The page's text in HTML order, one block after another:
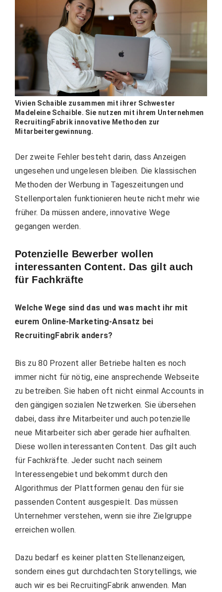
Vivien Schaible zusammen mit ihrer Schwester
Madeleine Schaible. Sie nutzen mit ihrem Unternehmen
RecruitingFabrik innovative Methoden zur
Mitarbeitergewinnung.
Der zweite Fehler besteht darin, dass Anzeigen
ungesehen und ungelesen bleiben. Die klassischen
Methoden der Werbung in Tageszeitungen und
Stellenportalen funktionieren heute nicht mehr wie
früher. Da müssen andere, innovative Wege
gegangen werden.
Potenzielle Bewerber wollen
interessanten Content. Das gilt auch
für Fachkräfte
Welche Wege sind das und was macht ihr mit
eurem Online-Marketing-Ansatz bei
RecruitingFabrik anders?
Bis zu 80 Prozent aller Betriebe halten es noch
immer nicht für nötig, eine ansprechende Webseite
zu betreiben. Sie haben oft nicht einmal Accounts in
den gängigen sozialen Netzwerken. Sie übersehen
dabei, dass ihre Mitarbeiter und auch potenzielle
neue Mitarbeiter sich aber gerade hier aufhalten.
Diese wollen interessanten Content. Das gilt auch
für Fachkräfte. Jeder sucht nach seinem
Interessengebiet und bekommt durch den
Algorithmus der Plattformen genau den für sie
passenden Content ausgespielt. Das müssen
Unternehmer verstehen, wenn sie ihre Zielgruppe
erreichen wollen.
Dazu bedarf es keiner platten Stellenanzeigen,
sondern eines gut durchdachten Storytellings, wie
auch wir es bei RecruitingFabrik anwenden. Man